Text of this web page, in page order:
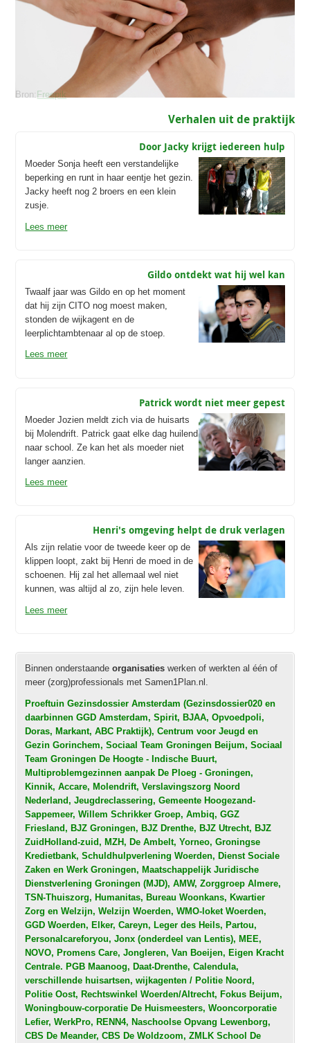
Bron: Freepik
Verhalen uit de praktijk
Door Jacky krijgt iedereen hulp
Moeder Sonja heeft een verstandelijke
beperking en runt in haar eentje het gezin.
Jacky heeft nog 2 broers en een klein
zusje.
Lees meer
Gildo ontdekt wat hij wel kan
Twaalf jaar was Gildo en op het moment
dat hij zijn CITO nog moest maken,
stonden de wijkagent en de
leerplichtambtenaar al op de stoep.
Lees meer
Patrick wordt niet meer gepest
Moeder Jozien meldt zich via de huisarts
bij Molendrift. Patrick gaat elke dag huilend
naar school. Ze kan het als moeder niet
langer aanzien.
Lees meer
Henri's omgeving helpt de druk verlagen
Als zijn relatie voor de tweede keer op de
klippen loopt, zakt bij Henri de moed in de
schoenen. Hij zal het allemaal wel niet
kunnen, was altijd al zo, zijn hele leven.
Lees meer
Binnen onderstaandeorganisaties werken of werkten al één of
meer (zorg)professionals met Samen1Plan.nl.
Proeftuin Gezinsdossier Amsterdam (Gezinsdossier020 en
daarbinnen GGD Amsterdam, Spirit, BJAA, Opvoedpoli,
Doras, Markant, ABC Praktijk), Centrum voor Jeugd en
Gezin Gorinchem, Sociaal Team Groningen Beijum, Sociaal
Team Groningen De Hoogte - Indische Buurt,
Multiproblemgezinnen aanpak De Ploeg - Groningen,
Kinnik, Accare, Molendrift, Verslavingszorg Noord
Nederland, Jeugdreclassering, Gemeente Hoogezand-
Sappemeer, Willem Schrikker Groep, Ambiq, GGZ
Friesland, BJZ Groningen, BJZ Drenthe, BJZ Utrecht, BJZ
ZuidHolland-zuid, MZH, De Ambelt, Yorneo, Groningse
Kredietbank, Schuldhulpverlening Woerden, Dienst Sociale
Zaken en Werk Groningen, Maatschappelijk Juridische
Dienstverlening Groningen (MJD), AMW, Zorggroep Almere,
TSN-Thuiszorg, Humanitas, Bureau Woonkans, Kwartier
Zorg en Welzijn, Welzijn Woerden, WMO-loket Woerden,
GGD Woerden, Elker, Careyn, Leger des Heils, Partou,
Personalcareforyou, Jonx (onderdeel van Lentis), MEE,
NOVO, Promens Care, Jongleren, Van Boeijen, Eigen Kracht
Centrale. PGB Maanoog, Daat-Drenthe, Calendula,
verschillende huisartsen, wijkagenten / Politie Noord,
Politie Oost, Rechtswinkel Woerden/Altrecht, Fokus Beijum,
Woningbouw-corporatie De Huismeesters, Wooncorporatie
Lefier, WerkPro, RENN4, Naschoolse Opvang Lewenborg,
CBS De Meander, CBS De Woldzoom, ZMLK School De